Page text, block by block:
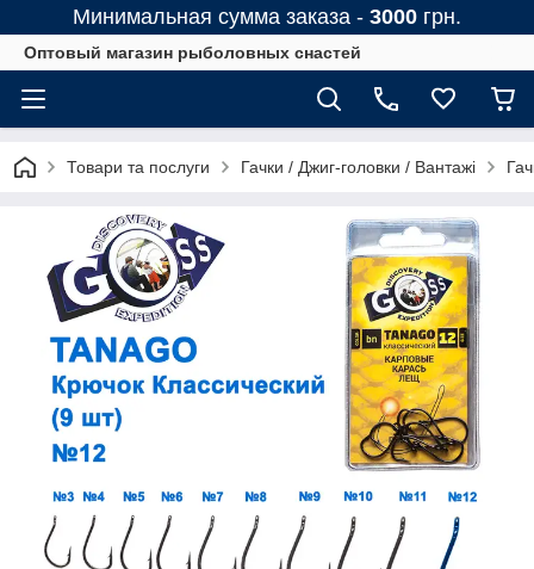
Минимальная сумма заказа - 3000 грн.
Оптовый магазин рыболовных снастей
Товари та послуги Гачки / Джиг-головки / Вантажі